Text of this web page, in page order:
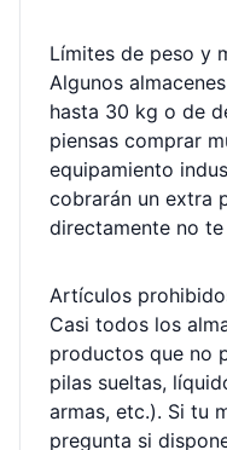
Límites de peso y
Algunos
hasta 30 kg o de
piensas comprar
equipamiento
cobrarán un extra
directamente no
Artículos
Casi todos los
productos que no
pilas sueltas,
armas, etc.). Si tu
pregunta si